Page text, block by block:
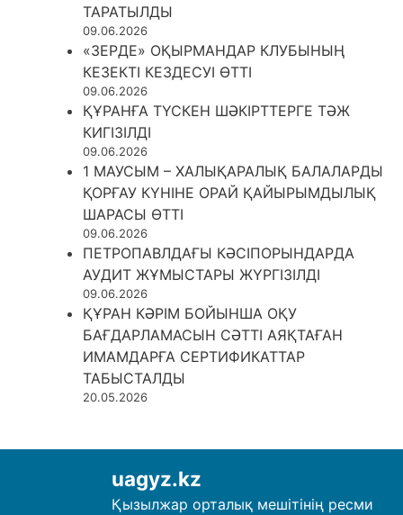
ТАРАТЫЛДЫ
09.06.2026
«ЗЕРДЕ» ОҚЫРМАНДАР КЛУБЫНЫҢ
КЕЗЕКТІ КЕЗДЕСУІ ӨТТІ
09.06.2026
ҚҰРАНҒА ТҮСКЕН ШӘКІРТТЕРГЕ ТӘЖ
КИГІЗІЛДІ
09.06.2026
1 МАУСЫМ – ХАЛЫҚАРАЛЫҚ БАЛАЛАРДЫ
ҚОРҒАУ КҮНІНЕ ОРАЙ ҚАЙЫРЫМДЫЛЫҚ
ШАРАСЫ ӨТТІ
09.06.2026
ПЕТРОПАВЛДАҒЫ КӘСІПОРЫНДАРДА
АУДИТ ЖҰМЫСТАРЫ ЖҮРГІЗІЛДІ
09.06.2026
ҚҰРАН КӘРІМ БОЙЫНША ОҚУ
БАҒДАРЛАМАСЫН СӘТТІ АЯҚТАҒАН
ИМАМДАРҒА СЕРТИФИКАТТАР
ТАБЫСТАЛДЫ
20.05.2026
uagyz.kz
Қызылжар орталық мешітінің ресми